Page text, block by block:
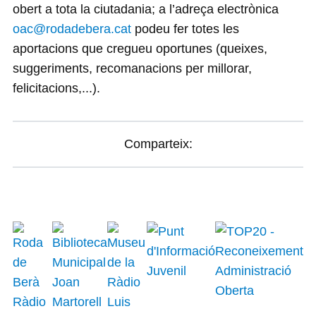
obert a tota la ciutadania; a l’adreça electrònica
oac@rodadebera.catpodeu fer totes les
aportacions que cregueu oportunes (queixes,
suggeriments, recomanacions per millorar,
felicitacions,...).
Comparteix: